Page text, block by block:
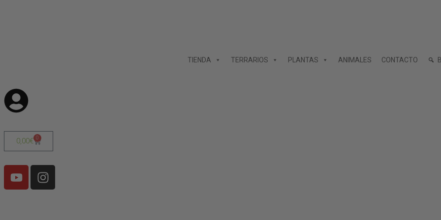
TIENDA TERRARIOS PLANTAS ANIMALES CONTACTO
0,00€ 0